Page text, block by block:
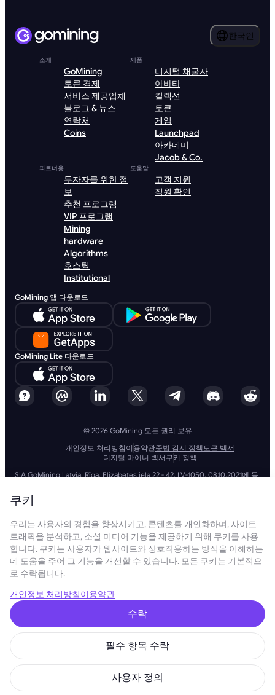
한국인
소개
GoMining
토큰 경제
서비스 제공업체
블로그 & 뉴스
연락처
Coins
제품
디지털 채굴자
아바타
컬렉션
토큰
게임
Launchpad
아카데미
Jacob & Co.
파트너용
투자자를 위한 정
보
추천 프로그램
VIP 프로그램
Mining
hardware
Algorithms
호스팅
Institutional
도움말
고객 지원
직원 확인
GoMining 앱 다운로드
GoMining Lite 다운로드
© 2026 GoMining 모든 권리 보유
개인정보 처리방침 이용약관준법 감시 정책토큰 백서
디지털 마이너 백서 쿠키 정책
SIA GoMining Latvia, Rīga, Elizabetes iela 22 - 42, LV-1050, 08.10.2021에 등
GoMining (BVI) Limited, Trinity Chambers, PO Box 4301, Road Town,
Tortola, British Virgin Islands, BVI company number: 2110978
Islands VG 1110
GoMining (British Virgin Islands) Limited, SIA GoMining Latvia 및 BMINE
BVI LIMITED는 모든 해당 법률 및 규정을 완전히 준수하며 자금 세탁, 테러 자
금 조달 및 확산 금융 방지에 전념합니다. 당사는 모든 관련 자금 세탁 방지
및 테러 자금 조달 의무뿐만 아니라 확산 금융 방지 조치를 엄격하게 준수하
여 운영 및 서비스의 무결성과 보안을 유지하는 최고 수준의 표준을 준수합
GoMining (Cyprus) Limited, a company, incorporated, organized and
existing under the laws of Cyprus with registration number HE 450955,
having its registered address at 28 Oktovriou, 339, TRILOGY EAST
TOWER, 3rd floor, Flat/Office 305, 3106, Limassol, Cyprus.
본 웹사이트에 제공된 콘텐츠는 투자 제안 또는 권장 사항이 아닙니다. 여기
에 제시된 데이터에는 대략적인 수치가 포함될 수 있으며 투자 결정의 근거
로 사용되어서는 안 됩니다. 이와 관련하여 당사 서비스를 이용하기 전에 당
사 제품 및 서비스와 관련된 위험을 독립적으로 평가하는 것이 좋습니다. 본
웹사이트 및 당사 서비스에 접속하고 이용함으로써 귀하는 당사의 이용약관
및 개인정보 처리방침을 준수하는 데 동의하는 것입니다. 궁금한 점이 있으
시면 언제든지 문의해 주세요.
쿠키
우리는 사용자의 경험을 향상시키고, 콘텐츠를 개인화하며, 사이트
트래픽을 분석하고, 소셜 미디어 기능을 제공하기 위해 쿠키를 사용
합니다. 쿠키는 사용자가 웹사이트와 상호작용하는 방식을 이해하는
데 도움을 주어 그 기능을 개선할 수 있습니다. 모든 쿠키는 기본적으
로 수락됩니다.
개인정보 처리방침이용약관
수락
필수 항목 수락
사용자 정의